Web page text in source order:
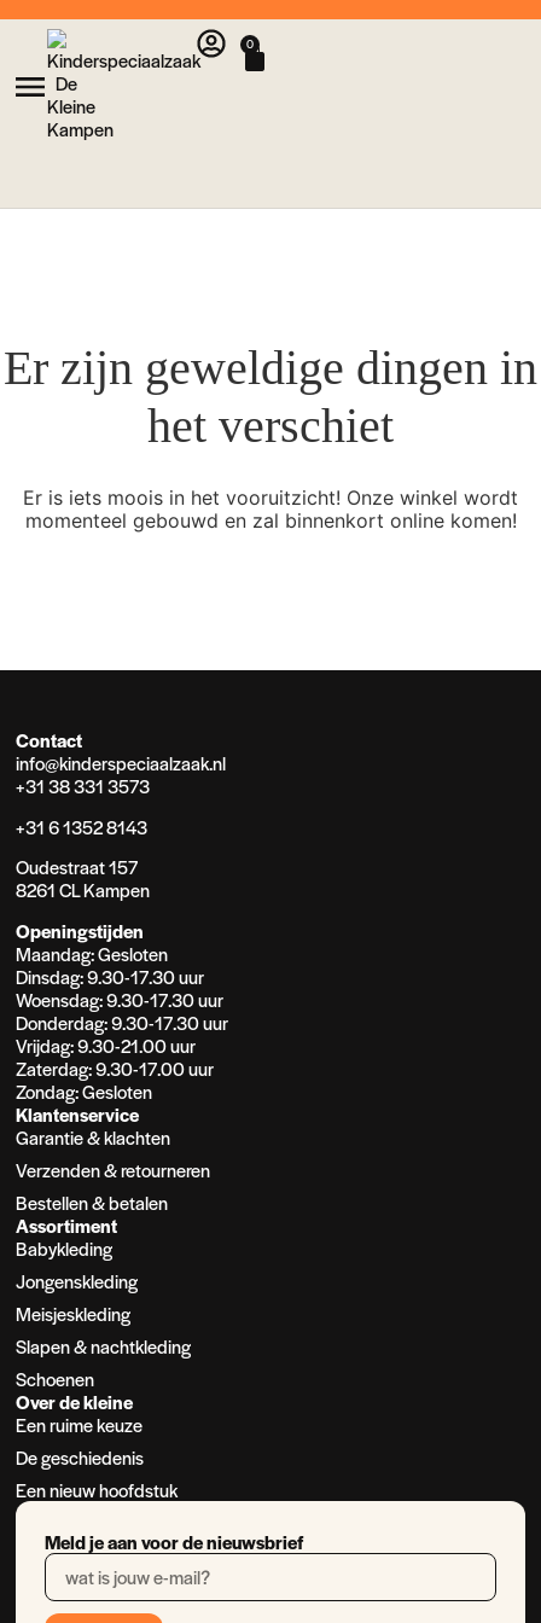
0
Er zijn geweldige dingen in
het verschiet
Er is iets moois in het vooruitzicht! Onze winkel wordt
momenteel gebouwd en zal binnenkort online komen!
Contact
info@kinderspeciaalzaak.nl
+31 38 331 3573
+31 6 1352 8143
Oudestraat 157
8261 CL Kampen
Openingstijden
Maandag: Gesloten
Dinsdag: 9.30-17.30 uur
Woensdag: 9.30-17.30 uur
Donderdag: 9.30-17.30 uur
Vrijdag: 9.30-21.00 uur
Zaterdag: 9.30-17.00 uur
Zondag: Gesloten
Klantenservice
Garantie & klachten
Verzenden & retourneren
Bestellen & betalen
Assortiment
Babykleding
Jongenskleding
Meisjeskleding
Slapen & nachtkleding
Schoenen
Over de kleine
Een ruime keuze
De geschiedenis
Een nieuw hoofdstuk
Meld je aan voor de nieuwsbrief